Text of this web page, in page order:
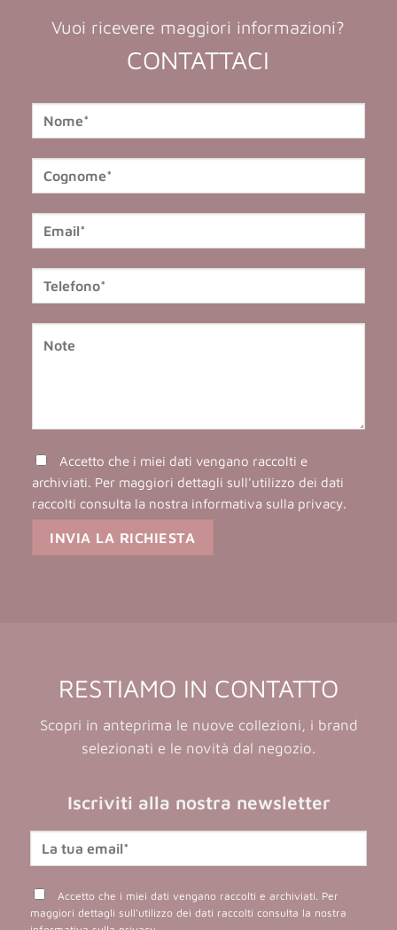
Vuoi ricevere maggiori informazioni?
CONTATTACI
Accetto che i miei dati vengano raccolti e
archiviati. Per maggiori dettagli sull'utilizzo dei dati
raccolti consulta la nostra informativa sulla privacy.
RESTIAMO IN CONTATTO
Scopri in anteprima le nuove collezioni, i brand
selezionati e le novità dal negozio.
Iscriviti alla nostra newsletter
Accetto che i miei dati vengano raccolti e archiviati. Per
maggiori dettagli sull'utilizzo dei dati raccolti consulta la nostra